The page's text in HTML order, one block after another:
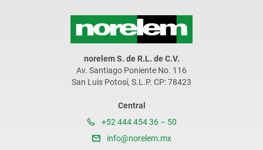
norelem S. de R.L. de C.V.
Av. Santiago Poniente No. 116
San Luis Potosí, S.L.P. CP: 78423
Central
+52 444 454 36 – 50
info@norelem.mx